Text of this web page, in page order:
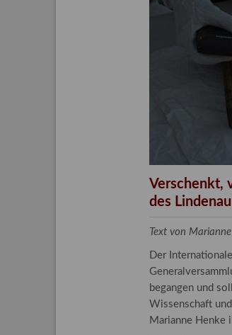
Verschenkt,
des
Text von
Der
begangen und
Wissenschaft
Marianne Henke